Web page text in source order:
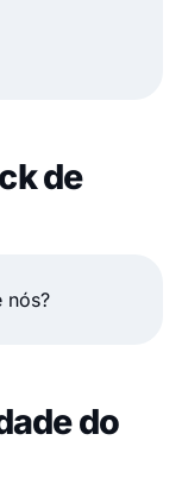
de
nós?
do